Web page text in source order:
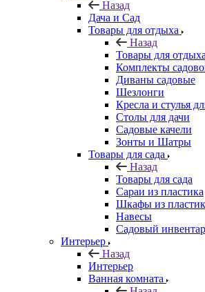
Назад
Дача и Сад
Товары для отдыха
Назад
Товары для отдыха
Комплекты
Диваны садовые
Шезлонги
Кресла и стулья
Столы для дачи
Садовые качели
Зонты и Шатры
Товары для сада
Назад
Товары для сада
Сараи из пластика
Шкафы из
Навесы
Садовый
Интерьер
Назад
Интерьер
Ванная комната